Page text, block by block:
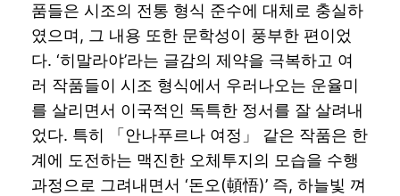
품들은 시조의 전통 형식 준수에 대체로 충실하
였으며, 그 내용 또한 문학성이 풍부한 편이었
다. ‘히말라야’라는 글감의 제약을 극복하고 여
러 작품들이 시조 형식에서 우러나오는 운율미
를 살리면서 이국적인 독특한 정서를 잘 살려내
었다. 특히 「안나푸르나 여정」 같은 작품은 한
계에 도전하는 맥진한 오체투지의 모습을 수행
과정으로 그려내면서 ‘돈오(頓悟)’ 즉, 하늘빛 껴